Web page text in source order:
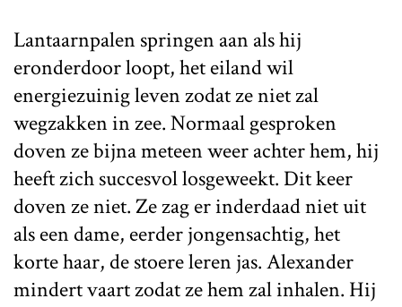
Lantaarnpalen springen aan als hij
eronderdoor loopt, het eiland wil
energiezuinig leven zodat ze niet zal
wegzakken in zee. Normaal gesproken
doven ze bijna meteen weer achter hem, hij
heeft zich succesvol losgeweekt. Dit keer
doven ze niet. Ze zag er inderdaad niet uit
als een dame, eerder jongensachtig, het
korte haar, de stoere leren jas. Alexander
mindert vaart zodat ze hem zal inhalen. Hij